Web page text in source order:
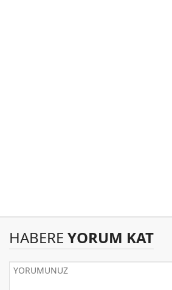
HABERE YORUM KAT